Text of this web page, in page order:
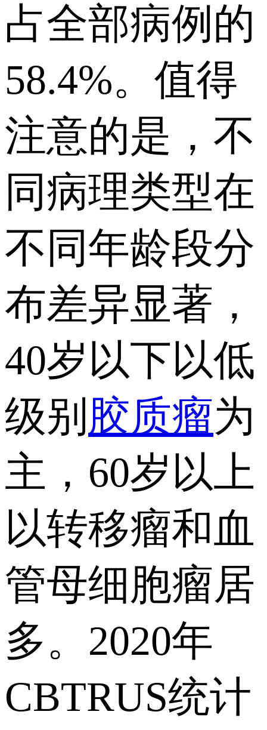
占全部病例的
58.4%。值得
注意的是，不
同病理类型在
不同年龄段分
布差异显著，
40岁以下以低
级别胶质瘤为
主，60岁以上
以转移瘤和血
管母细胞瘤居
多。2020年
CBTRUS统计